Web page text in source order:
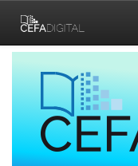
navigation